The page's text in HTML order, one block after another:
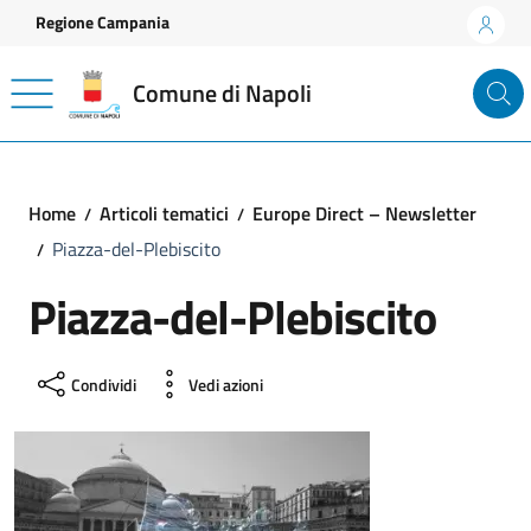
Vai ai contenuti
Vai al footer
Regione Campania
Comune di Napoli
Home Articoli tematici
Europe Direct – Newsletter
Piazza-del-Plebiscito
Piazza-del-Plebiscito
Condividi Vedi azioni